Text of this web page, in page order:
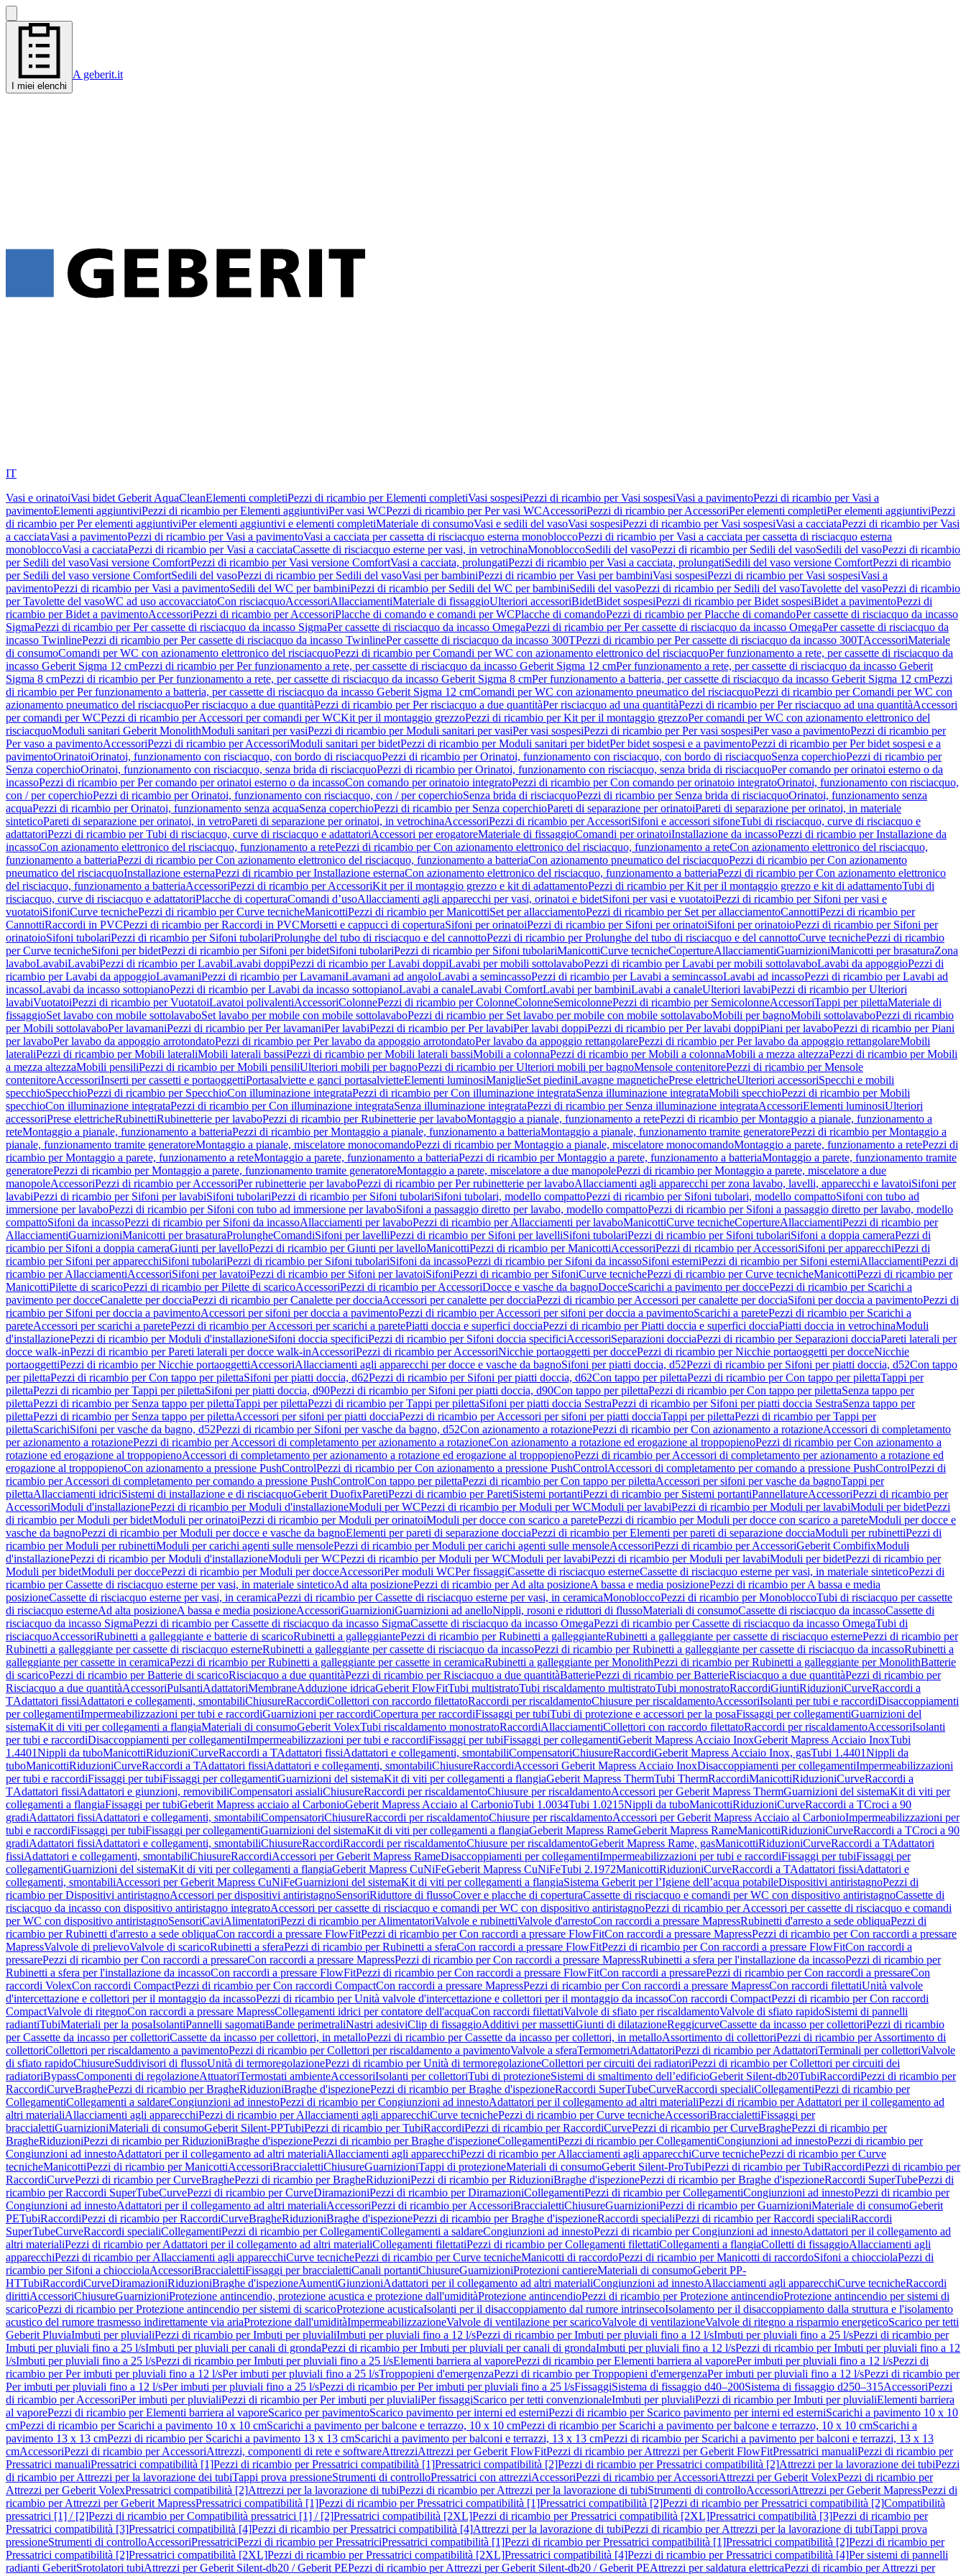
I miei elenchi
A geberit.it
IT
Vasi e orinatoiVasi bidet Geberit AquaCleanElementi completiPezzi di ricambio per Elementi completiVasi sospesiPezzi di ricambio per Vasi sospesiVasi a pavimentoPezzi di ricambio per Vasi a
pavimentoElementi aggiuntiviPezzi di ricambio per Elementi aggiuntiviPer vasi WCPezzi di ricambio per Per vasi WCAccessoriPezzi di ricambio per AccessoriPer elementi completiPer elementi aggiuntiviPezzi
di ricambio per Per elementi aggiuntiviPer elementi aggiuntivi e elementi completiMateriale di consumoVasi e sedili del vasoVasi sospesiPezzi di ricambio per Vasi sospesiVasi a cacciataPezzi di ricambio per Vasi
a cacciataVasi a pavimentoPezzi di ricambio per Vasi a pavimentoVasi a cacciata per cassetta di risciacquo esterna monobloccoPezzi di ricambio per Vasi a cacciata per cassetta di risciacquo esterna
monobloccoVasi a cacciataPezzi di ricambio per Vasi a cacciataCassette di risciacquo esterne per vasi, in vetrochinaMonobloccoSedili del vasoPezzi di ricambio per Sedili del vasoSedili del vasoPezzi di ricambio
per Sedili del vasoVasi versione ComfortPezzi di ricambio per Vasi versione ComfortVasi a cacciata, prolungatiPezzi di ricambio per Vasi a cacciata, prolungatiSedili del vaso versione ComfortPezzi di ricambio
per Sedili del vaso versione ComfortSedili del vasoPezzi di ricambio per Sedili del vasoVasi per bambiniPezzi di ricambio per Vasi per bambiniVasi sospesiPezzi di ricambio per Vasi sospesiVasi a
pavimentoPezzi di ricambio per Vasi a pavimentoSedili del WC per bambiniPezzi di ricambio per Sedili del WC per bambiniSedili del vasoPezzi di ricambio per Sedili del vasoTavolette del vasoPezzi di ricambio
per Tavolette del vasoWC ad uso accovacciatoCon risciacquoAccessoriAllacciamentiMateriale di fissaggioUlteriori accessoriBidetBidet sospesiPezzi di ricambio per Bidet sospesiBidet a pavimentoPezzi di
ricambio per Bidet a pavimentoAccessoriPezzi di ricambio per AccessoriPlacche di comando e comandi per WCPlacche di comandoPezzi di ricambio per Placche di comandoPer cassette di risciacquo da incasso
SigmaPezzi di ricambio per Per cassette di risciacquo da incasso SigmaPer cassette di risciacquo da incasso OmegaPezzi di ricambio per Per cassette di risciacquo da incasso OmegaPer cassette di risciacquo da
incasso TwinlinePezzi di ricambio per Per cassette di risciacquo da incasso TwinlinePer cassette di risciacquo da incasso 300TPezzi di ricambio per Per cassette di risciacquo da incasso 300TAccessoriMateriale
di consumoComandi per WC con azionamento elettronico del risciacquoPezzi di ricambio per Comandi per WC con azionamento elettronico del risciacquoPer funzionamento a rete, per cassette di risciacquo da
incasso Geberit Sigma 12 cmPezzi di ricambio per Per funzionamento a rete, per cassette di risciacquo da incasso Geberit Sigma 12 cmPer funzionamento a rete, per cassette di risciacquo da incasso Geberit
Sigma 8 cmPezzi di ricambio per Per funzionamento a rete, per cassette di risciacquo da incasso Geberit Sigma 8 cmPer funzionamento a batteria, per cassette di risciacquo da incasso Geberit Sigma 12 cmPezzi
di ricambio per Per funzionamento a batteria, per cassette di risciacquo da incasso Geberit Sigma 12 cmComandi per WC con azionamento pneumatico del risciacquoPezzi di ricambio per Comandi per WC con
azionamento pneumatico del risciacquoPer risciacquo a due quantitàPezzi di ricambio per Per risciacquo a due quantitàPer risciacquo ad una quantitàPezzi di ricambio per Per risciacquo ad una quantitàAccessori
per comandi per WCPezzi di ricambio per Accessori per comandi per WCKit per il montaggio grezzoPezzi di ricambio per Kit per il montaggio grezzoPer comandi per WC con azionamento elettronico del
risciacquoModuli sanitari Geberit MonolithModuli sanitari per vasiPezzi di ricambio per Moduli sanitari per vasiPer vasi sospesiPezzi di ricambio per Per vasi sospesiPer vaso a pavimentoPezzi di ricambio per
Per vaso a pavimentoAccessoriPezzi di ricambio per AccessoriModuli sanitari per bidetPezzi di ricambio per Moduli sanitari per bidetPer bidet sospesi e a pavimentoPezzi di ricambio per Per bidet sospesi e a
pavimentoOrinatoiOrinatoi, funzionamento con risciacquo, con bordo di risciacquoPezzi di ricambio per Orinatoi, funzionamento con risciacquo, con bordo di risciacquoSenza coperchioPezzi di ricambio per
Senza coperchioOrinatoi, funzionamento con risciacquo, senza brida di risciacquoPezzi di ricambio per Orinatoi, funzionamento con risciacquo, senza brida di risciacquoPer comando per orinatoi esterno o da
incassoPezzi di ricambio per Per comando per orinatoi esterno o da incassoCon comando per orinatoio integratoPezzi di ricambio per Con comando per orinatoio integratoOrinatoi, funzionamento con risciacquo,
con / per coperchioPezzi di ricambio per Orinatoi, funzionamento con risciacquo, con / per coperchioSenza brida di risciacquoPezzi di ricambio per Senza brida di risciacquoOrinatoi, funzionamento senza
acquaPezzi di ricambio per Orinatoi, funzionamento senza acquaSenza coperchioPezzi di ricambio per Senza coperchioPareti di separazione per orinatoiPareti di separazione per orinatoi, in materiale
sinteticoPareti di separazione per orinatoi, in vetroPareti di separazione per orinatoi, in vetrochinaAccessoriPezzi di ricambio per AccessoriSifoni e accessori sifoneTubi di risciacquo, curve di risciacquo e
adattatoriPezzi di ricambio per Tubi di risciacquo, curve di risciacquo e adattatoriAccessori per erogatoreMateriale di fissaggioComandi per orinatoiInstallazione da incassoPezzi di ricambio per Installazione da
incassoCon azionamento elettronico del risciacquo, funzionamento a retePezzi di ricambio per Con azionamento elettronico del risciacquo, funzionamento a reteCon azionamento elettronico del risciacquo,
funzionamento a batteriaPezzi di ricambio per Con azionamento elettronico del risciacquo, funzionamento a batteriaCon azionamento pneumatico del risciacquoPezzi di ricambio per Con azionamento
pneumatico del risciacquoInstallazione esternaPezzi di ricambio per Installazione esternaCon azionamento elettronico del risciacquo, funzionamento a batteriaPezzi di ricambio per Con azionamento elettronico
del risciacquo, funzionamento a batteriaAccessoriPezzi di ricambio per AccessoriKit per il montaggio grezzo e kit di adattamentoPezzi di ricambio per Kit per il montaggio grezzo e kit di adattamentoTubi di
risciacquo, curve di risciacquo e adattatoriPlacche di coperturaComandi d’usoAllacciamenti agli apparecchi per vasi, orinatoi e bidetSifoni per vasi e vuotatoiPezzi di ricambio per Sifoni per vasi e
vuotatoiSifoniCurve tecnichePezzi di ricambio per Curve tecnicheManicottiPezzi di ricambio per ManicottiSet per allacciamentoPezzi di ricambio per Set per allacciamentoCannottiPezzi di ricambio per
CannottiRaccordi in PVCPezzi di ricambio per Raccordi in PVCMorsetti e cappucci di coperturaSifoni per orinatoiPezzi di ricambio per Sifoni per orinatoiSifoni per orinatoioPezzi di ricambio per Sifoni per
orinatoioSifoni tubolariPezzi di ricambio per Sifoni tubolariProlunghe del tubo di risciacquo e del cannottoPezzi di ricambio per Prolunghe del tubo di risciacquo e del cannottoCurve tecnichePezzi di ricambio
per Curve tecnicheSifoni per bidetPezzi di ricambio per Sifoni per bidetSifoni tubolariPezzi di ricambio per Sifoni tubolariManicottiCurve tecnicheCopertureAllacciamentiGuarnizioniManicotti per brasaturaZona
lavaboLavabiLavabiPezzi di ricambio per LavabiLavabi doppiPezzi di ricambio per Lavabi doppiLavabi per mobili sottolavaboPezzi di ricambio per Lavabi per mobili sottolavaboLavabi da appoggioPezzi di
ricambio per Lavabi da appoggioLavamaniPezzi di ricambio per LavamaniLavamani ad angoloLavabi a semincassoPezzi di ricambio per Lavabi a semincassoLavabi ad incassoPezzi di ricambio per Lavabi ad
incassoLavabi da incasso sottopianoPezzi di ricambio per Lavabi da incasso sottopianoLavabi a canaleLavabi ComfortLavabi per bambiniLavabi a canaleUlteriori lavabiPezzi di ricambio per Ulteriori
lavabiVuotatoiPezzi di ricambio per VuotatoiLavatoi polivalentiAccessoriColonnePezzi di ricambio per ColonneColonneSemicolonnePezzi di ricambio per SemicolonneAccessoriTappi per pilettaMateriale di
fissaggioSet lavabo con mobile sottolavaboSet lavabo per mobile con mobile sottolavaboPezzi di ricambio per Set lavabo per mobile con mobile sottolavaboMobili per bagnoMobili sottolavaboPezzi di ricambio
per Mobili sottolavaboPer lavamaniPezzi di ricambio per Per lavamaniPer lavabiPezzi di ricambio per Per lavabiPer lavabi doppiPezzi di ricambio per Per lavabi doppiPiani per lavaboPezzi di ricambio per Piani
per lavaboPer lavabo da appoggio arrotondatoPezzi di ricambio per Per lavabo da appoggio arrotondatoPer lavabo da appoggio rettangolarePezzi di ricambio per Per lavabo da appoggio rettangolareMobili
lateraliPezzi di ricambio per Mobili lateraliMobili laterali bassiPezzi di ricambio per Mobili laterali bassiMobili a colonnaPezzi di ricambio per Mobili a colonnaMobili a mezza altezzaPezzi di ricambio per Mobili
a mezza altezzaMobili pensiliPezzi di ricambio per Mobili pensiliUlteriori mobili per bagnoPezzi di ricambio per Ulteriori mobili per bagnoMensole contenitorePezzi di ricambio per Mensole
contenitoreAccessoriInserti per cassetti e portaoggettiPortasalviette e ganci portasalvietteElementi luminosiManiglieSet piediniLavagne magnetichePrese elettricheUlteriori accessoriSpecchi e mobili
specchioSpecchioPezzi di ricambio per SpecchioCon illuminazione integrataPezzi di ricambio per Con illuminazione integrataSenza illuminazione integrataMobili specchioPezzi di ricambio per Mobili
specchioCon illuminazione integrataPezzi di ricambio per Con illuminazione integrataSenza illuminazione integrataPezzi di ricambio per Senza illuminazione integrataAccessoriElementi luminosiUlteriori
accessoriPrese elettricheRubinettiRubinetterie per lavaboPezzi di ricambio per Rubinetterie per lavaboMontaggio a pianale, funzionamento a retePezzi di ricambio per Montaggio a pianale, funzionamento a
reteMontaggio a pianale, funzionamento a batteriaPezzi di ricambio per Montaggio a pianale, funzionamento a batteriaMontaggio a pianale, funzionamento tramite generatorePezzi di ricambio per Montaggio a
pianale, funzionamento tramite generatoreMontaggio a pianale, miscelatore monocomandoPezzi di ricambio per Montaggio a pianale, miscelatore monocomandoMontaggio a parete, funzionamento a retePezzi di
ricambio per Montaggio a parete, funzionamento a reteMontaggio a parete, funzionamento a batteriaPezzi di ricambio per Montaggio a parete, funzionamento a batteriaMontaggio a parete, funzionamento tramite
generatorePezzi di ricambio per Montaggio a parete, funzionamento tramite generatoreMontaggio a parete, miscelatore a due manopolePezzi di ricambio per Montaggio a parete, miscelatore a due
manopoleAccessoriPezzi di ricambio per AccessoriPer rubinetterie per lavaboPezzi di ricambio per Per rubinetterie per lavaboAllacciamenti agli apparecchi per zona lavabo, lavelli, apparecchi e lavatoiSifoni per
lavabiPezzi di ricambio per Sifoni per lavabiSifoni tubolariPezzi di ricambio per Sifoni tubolariSifoni tubolari, modello compattoPezzi di ricambio per Sifoni tubolari, modello compattoSifoni con tubo ad
immersione per lavaboPezzi di ricambio per Sifoni con tubo ad immersione per lavaboSifoni a passaggio diretto per lavabo, modello compattoPezzi di ricambio per Sifoni a passaggio diretto per lavabo, modello
compattoSifoni da incassoPezzi di ricambio per Sifoni da incassoAllacciamenti per lavaboPezzi di ricambio per Allacciamenti per lavaboManicottiCurve tecnicheCopertureAllacciamentiPezzi di ricambio per
AllacciamentiGuarnizioniManicotti per brasaturaProlungheComandiSifoni per lavelliPezzi di ricambio per Sifoni per lavelliSifoni tubolariPezzi di ricambio per Sifoni tubolariSifoni a doppia cameraPezzi di
ricambio per Sifoni a doppia cameraGiunti per lavelloPezzi di ricambio per Giunti per lavelloManicottiPezzi di ricambio per ManicottiAccessoriPezzi di ricambio per AccessoriSifoni per apparecchiPezzi di
ricambio per Sifoni per apparecchiSifoni tubolariPezzi di ricambio per Sifoni tubolariSifoni da incassoPezzi di ricambio per Sifoni da incassoSifoni esterniPezzi di ricambio per Sifoni esterniAllacciamentiPezzi di
ricambio per AllacciamentiAccessoriSifoni per lavatoiPezzi di ricambio per Sifoni per lavatoiSifoniPezzi di ricambio per SifoniCurve tecnichePezzi di ricambio per Curve tecnicheManicottiPezzi di ricambio per
ManicottiPilette di scaricoPezzi di ricambio per Pilette di scaricoAccessoriPezzi di ricambio per AccessoriDocce e vasche da bagnoDocceScarichi a pavimento per doccePezzi di ricambio per Scarichi a
pavimento per docceCanalette per docciaPezzi di ricambio per Canalette per docciaAccessori per canalette per docciaPezzi di ricambio per Accessori per canalette per docciaSifoni per doccia a pavimentoPezzi di
ricambio per Sifoni per doccia a pavimentoAccessori per sifoni per doccia a pavimentoPezzi di ricambio per Accessori per sifoni per doccia a pavimentoScarichi a paretePezzi di ricambio per Scarichi a
pareteAccessori per scarichi a paretePezzi di ricambio per Accessori per scarichi a paretePiatti doccia e superfici docciaPezzi di ricambio per Piatti doccia e superfici docciaPiatti doccia in vetrochinaModuli
d'installazionePezzi di ricambio per Moduli d'installazioneSifoni doccia specificiPezzi di ricambio per Sifoni doccia specificiAccessoriSeparazioni docciaPezzi di ricambio per Separazioni docciaPareti laterali per
docce walk-inPezzi di ricambio per Pareti laterali per docce walk-inAccessoriPezzi di ricambio per AccessoriNicchie portaoggetti per doccePezzi di ricambio per Nicchie portaoggetti per docceNicchie
portaoggettiPezzi di ricambio per Nicchie portaoggettiAccessoriAllacciamenti agli apparecchi per docce e vasche da bagnoSifoni per piatti doccia, d52Pezzi di ricambio per Sifoni per piatti doccia, d52Con tappo
per pilettaPezzi di ricambio per Con tappo per pilettaSifoni per piatti doccia, d62Pezzi di ricambio per Sifoni per piatti doccia, d62Con tappo per pilettaPezzi di ricambio per Con tappo per pilettaTappi per
pilettaPezzi di ricambio per Tappi per pilettaSifoni per piatti doccia, d90Pezzi di ricambio per Sifoni per piatti doccia, d90Con tappo per pilettaPezzi di ricambio per Con tappo per pilettaSenza tappo per
pilettaPezzi di ricambio per Senza tappo per pilettaTappi per pilettaPezzi di ricambio per Tappi per pilettaSifoni per piatti doccia SestraPezzi di ricambio per Sifoni per piatti doccia SestraSenza tappo per
pilettaPezzi di ricambio per Senza tappo per pilettaAccessori per sifoni per piatti docciaPezzi di ricambio per Accessori per sifoni per piatti docciaTappi per pilettaPezzi di ricambio per Tappi per
pilettaScarichiSifoni per vasche da bagno, d52Pezzi di ricambio per Sifoni per vasche da bagno, d52Con azionamento a rotazionePezzi di ricambio per Con azionamento a rotazioneAccessori di completamento
per azionamento a rotazionePezzi di ricambio per Accessori di completamento per azionamento a rotazioneCon azionamento a rotazione ed erogazione al troppopienoPezzi di ricambio per Con azionamento a
rotazione ed erogazione al troppopienoAccessori di completamento per azionamento a rotazione ed erogazione al troppopienoPezzi di ricambio per Accessori di completamento per azionamento a rotazione ed
erogazione al troppopienoCon azionamento a pressione PushControlPezzi di ricambio per Con azionamento a pressione PushControlAccessori di completamento per comando a pressione PushControlPezzi di
ricambio per Accessori di completamento per comando a pressione PushControlCon tappo per pilettaPezzi di ricambio per Con tappo per pilettaAccessori per sifoni per vasche da bagnoTappi per
pilettaAllacciamenti idriciSistemi di installazione e di risciacquoGeberit DuofixParetiPezzi di ricambio per ParetiSistemi portantiPezzi di ricambio per Sistemi portantiPannellatureAccessoriPezzi di ricambio per
AccessoriModuli d'installazionePezzi di ricambio per Moduli d'installazioneModuli per WCPezzi di ricambio per Moduli per WCModuli per lavabiPezzi di ricambio per Moduli per lavabiModuli per bidetPezzi
di ricambio per Moduli per bidetModuli per orinatoiPezzi di ricambio per Moduli per orinatoiModuli per docce con scarico a paretePezzi di ricambio per Moduli per docce con scarico a pareteModuli per docce e
vasche da bagnoPezzi di ricambio per Moduli per docce e vasche da bagnoElementi per pareti di separazione docciaPezzi di ricambio per Elementi per pareti di separazione docciaModuli per rubinettiPezzi di
ricambio per Moduli per rubinettiModuli per carichi agenti sulle mensolePezzi di ricambio per Moduli per carichi agenti sulle mensoleAccessoriPezzi di ricambio per AccessoriGeberit CombifixModuli
d'installazionePezzi di ricambio per Moduli d'installazioneModuli per WCPezzi di ricambio per Moduli per WCModuli per lavabiPezzi di ricambio per Moduli per lavabiModuli per bidetPezzi di ricambio per
Moduli per bidetModuli per doccePezzi di ricambio per Moduli per docceAccessoriPer moduli WCPer fissaggiCassette di risciacquo esterneCassette di risciacquo esterne per vasi, in materiale sinteticoPezzi di
ricambio per Cassette di risciacquo esterne per vasi, in materiale sinteticoAd alta posizionePezzi di ricambio per Ad alta posizioneA bassa e media posizionePezzi di ricambio per A bassa e media
posizioneCassette di risciacquo esterne per vasi, in ceramicaPezzi di ricambio per Cassette di risciacquo esterne per vasi, in ceramicaMonobloccoPezzi di ricambio per MonobloccoTubi di risciacquo per cassette
di risciacquo esterneAd alta posizioneA bassa e media posizioneAccessoriGuarnizioniGuarnizioni ad anelloNippli, rosoni e riduttori di flussoMateriali di consumoCassette di risciacquo da incassoCassette di
risciacquo da incasso SigmaPezzi di ricambio per Cassette di risciacquo da incasso SigmaCassette di risciacquo da incasso OmegaPezzi di ricambio per Cassette di risciacquo da incasso OmegaTubi di
risciacquoAccessoriRubinetti a galleggiante e batterie di scaricoRubinetti a galleggiantePezzi di ricambio per Rubinetti a galleggianteRubinetti a galleggiante per cassette di risciacquo esternePezzi di ricambio per
Rubinetti a galleggiante per cassette di risciacquo esterneRubinetti a galleggiante per cassette di risciacquo da incassoPezzi di ricambio per Rubinetti a galleggiante per cassette di risciacquo da incassoRubinetti a
galleggiante per cassette in ceramicaPezzi di ricambio per Rubinetti a galleggiante per cassette in ceramicaRubinetti a galleggiante per MonolithPezzi di ricambio per Rubinetti a galleggiante per MonolithBatterie
di scaricoPezzi di ricambio per Batterie di scaricoRisciacquo a due quantitàPezzi di ricambio per Risciacquo a due quantitàBatteriePezzi di ricambio per BatterieRisciacquo a due quantitàPezzi di ricambio per
Risciacquo a due quantitàAccessoriPulsantiAdattatoriMembraneAdduzione idricaGeberit FlowFitTubi multistratoTubi riscaldamento multistratoTubi monostratoRaccordiGiuntiRiduzioniCurveRaccordi a
TAdattatori fissiAdattatori e collegamenti, smontabiliChiusureRaccordiCollettori con raccordo filettatoRaccordi per riscaldamentoChiusure per riscaldamentoAccessoriIsolanti per tubi e raccordiDisaccoppiamenti
per collegamentiImpermeabilizzazioni per tubi e raccordiGuarnizioni per raccordiCopertura per raccordiFissaggi per tubiTubi di protezione e accessori per la posaFissaggi per collegamentiGuarnizioni del
sistemaKit di viti per collegamenti a flangiaMateriali di consumoGeberit VolexTubi riscaldamento monostratoRaccordiAllacciamentiCollettori con raccordo filettatoRaccordi per riscaldamentoAccessoriIsolanti
per tubi e raccordiDisaccoppiamenti per collegamentiImpermeabilizzazioni per tubi e raccordiFissaggi per tubiFissaggi per collegamentiGeberit Mapress Acciaio InoxGeberit Mapress Acciaio InoxTubi
1.4401Nippli da tuboManicottiRiduzioniCurveRaccordi a TAdattatori fissiAdattatori e collegamenti, smontabiliCompensatoriChiusureRaccordiGeberit Mapress Acciaio Inox, gasTubi 1.4401Nippli da
tuboManicottiRiduzioniCurveRaccordi a TAdattatori fissiAdattatori e collegamenti, smontabiliChiusureRaccordiAccessori Geberit Mapress Acciaio InoxDisaccoppiamenti per collegamentiImpermeabilizzazioni
per tubi e raccordiFissaggi per tubiFissaggi per collegamentiGuarnizioni del sistemaKit di viti per collegamenti a flangiaGeberit Mapress ThermTubi ThermRaccordiManicottiRiduzioniCurveRaccordi a
TAdattatori fissiAdattatori e giunzioni, removibiliCompensatori assialiChiusureRaccordi per riscaldamentoChiusure per riscaldamentoAccessori per Geberit Mapress ThermGuarnizioni del sistemaKit di viti per
collegamenti a flangiaFissaggi per tubiGeberit Mapress acciaio al CarbonioGeberit Mapress Acciaio al CarbonioTubi 1.0034Tubi 1.0215Nippli da tuboManicottiRiduzioniCurveRaccordi a TCroci a 90
gradiAdattatori fissiAdattatori e collegamenti, smontabiliCompensatoriChiusureRaccordi per riscaldamentoChiusure per riscaldamentoAccessori per Geberit Mapress Acciaio al CarbonioImpermeabilizzazioni per
tubi e raccordiFissaggi per tubiFissaggi per collegamentiGuarnizioni del sistemaKit di viti per collegamenti a flangiaGeberit Mapress RameGeberit Mapress RameManicottiRiduzioniCurveRaccordi a TCroci a 90
gradiAdattatori fissiAdattatori e collegamenti, smontabiliChiusureRaccordiRaccordi per riscaldamentoChiusure per riscaldamentoGeberit Mapress Rame, gasManicottiRiduzioniCurveRaccordi a TAdattatori
fissiAdattatori e collegamenti, smontabiliChiusureRaccordiAccessori per Geberit Mapress RameDisaccoppiamenti per collegamentiImpermeabilizzazioni per tubi e raccordiFissaggi per tubiFissaggi per
collegamentiGuarnizioni del sistemaKit di viti per collegamenti a flangiaGeberit Mapress CuNiFeGeberit Mapress CuNiFeTubi 2.1972ManicottiRiduzioniCurveRaccordi a TAdattatori fissiAdattatori e
collegamenti, smontabiliAccessori per Geberit Mapress CuNiFeGuarnizioni del sistemaKit di viti per collegamenti a flangiaSistema Geberit per l’Igiene dell’acqua potabileDispositivi antiristagnoPezzi di
ricambio per Dispositivi antiristagnoAccessori per dispositivi antiristagnoSensoriRiduttore di flussoCover e placche di coperturaCassette di risciacquo e comandi per WC con dispositivo antiristagnoCassette di
risciacquo da incasso con dispositivo antiristagno integratoAccessori per cassette di risciacquo e comandi per WC con dispositivo antiristagnoPezzi di ricambio per Accessori per cassette di risciacquo e comandi
per WC con dispositivo antiristagnoSensoriCaviAlimentatoriPezzi di ricambio per AlimentatoriValvole e rubinettiValvole d'arrestoCon raccordi a pressare MapressRubinetti d'arresto a sede obliquaPezzi di
ricambio per Rubinetti d'arresto a sede obliquaCon raccordi a pressare FlowFitPezzi di ricambio per Con raccordi a pressare FlowFitCon raccordi a pressare MapressPezzi di ricambio per Con raccordi a pressare
MapressValvole di prelievoValvole di scaricoRubinetti a sferaPezzi di ricambio per Rubinetti a sferaCon raccordi a pressare FlowFitPezzi di ricambio per Con raccordi a pressare FlowFitCon raccordi a
pressarePezzi di ricambio per Con raccordi a pressareCon raccordi a pressare MapressPezzi di ricambio per Con raccordi a pressare MapressRubinetti a sfera per l'installazione da incassoPezzi di ricambio per
Rubinetti a sfera per l'installazione da incassoCon raccordi a pressare FlowFitPezzi di ricambio per Con raccordi a pressare FlowFitCon raccordi a pressarePezzi di ricambio per Con raccordi a pressareCon
raccordi VolexCon raccordi CompactPezzi di ricambio per Con raccordi CompactCon raccordi a pressare MapressPezzi di ricambio per Con raccordi a pressare MapressCon raccordi filettatiUnità valvole
d'intercettazione e collettori per il montaggio da incassoPezzi di ricambio per Unità valvole d'intercettazione e collettori per il montaggio da incassoCon raccordi CompactPezzi di ricambio per Con raccordi
CompactValvole di ritegnoCon raccordi a pressare MapressCollegamenti idrici per contatore dell'acquaCon raccordi filettatiValvole di sfiato per riscaldamentoValvole di sfiato rapidoSistemi di pannelli
radiantiTubiMateriali per la posaIsolantiPannelli sagomatiBande perimetraliNastri adesiviClip di fissaggioAdditivi per massettiGiunti di dilatazioneReggicurveCassette da incasso per collettoriPezzi di ricambio
per Cassette da incasso per collettoriCassette da incasso per collettori, in metalloPezzi di ricambio per Cassette da incasso per collettori, in metalloAssortimento di collettoriPezzi di ricambio per Assortimento di
collettoriCollettori per riscaldamento a pavimentoPezzi di ricambio per Collettori per riscaldamento a pavimentoValvole a sferaTermometriAdattatoriPezzi di ricambio per AdattatoriTerminali per collettoriValvole
di sfiato rapidoChiusureSuddivisori di flussoUnità di termoregolazionePezzi di ricambio per Unità di termoregolazioneCollettori per circuiti dei radiatoriPezzi di ricambio per Collettori per circuiti dei
radiatoriBypassComponenti di regolazioneAttuatoriTermostati ambienteAccessoriIsolanti per collettoriTubi di protezioneSistemi di smaltimento dell’edificioGeberit Silent-db20TubiRaccordiPezzi di ricambio per
RaccordiCurveBraghePezzi di ricambio per BragheRiduzioniBraghe d'ispezionePezzi di ricambio per Braghe d'ispezioneRaccordi SuperTubeCurveRaccordi specialiCollegamentiPezzi di ricambio per
CollegamentiCollegamenti a saldareCongiunzioni ad innestoPezzi di ricambio per Congiunzioni ad innestoAdattatori per il collegamento ad altri materialiPezzi di ricambio per Adattatori per il collegamento ad
altri materialiAllacciamenti agli apparecchiPezzi di ricambio per Allacciamenti agli apparecchiCurve tecnichePezzi di ricambio per Curve tecnicheAccessoriBraccialettiFissaggi per
braccialettiGuarnizioniMateriali di consumoGeberit Silent-PPTubiPezzi di ricambio per TubiRaccordiPezzi di ricambio per RaccordiCurvePezzi di ricambio per CurveBraghePezzi di ricambio per
BragheRiduzioniPezzi di ricambio per RiduzioniBraghe d'ispezionePezzi di ricambio per Braghe d'ispezioneCollegamentiPezzi di ricambio per CollegamentiCongiunzioni ad innestoPezzi di ricambio per
Congiunzioni ad innestoAdattatori per il collegamento ad altri materialiAllacciamenti agli apparecchiPezzi di ricambio per Allacciamenti agli apparecchiCurve tecnichePezzi di ricambio per Curve
tecnicheManicottiPezzi di ricambio per ManicottiAccessoriBraccialettiChiusureGuarnizioniTappi di protezioneMateriali di consumoGeberit Silent-ProTubiPezzi di ricambio per TubiRaccordiPezzi di ricambio per
RaccordiCurvePezzi di ricambio per CurveBraghePezzi di ricambio per BragheRiduzioniPezzi di ricambio per RiduzioniBraghe d'ispezionePezzi di ricambio per Braghe d'ispezioneRaccordi SuperTubePezzi di
ricambio per Raccordi SuperTubeCurvePezzi di ricambio per CurveDiramazioniPezzi di ricambio per DiramazioniCollegamentiPezzi di ricambio per CollegamentiCongiunzioni ad innestoPezzi di ricambio per
Congiunzioni ad innestoAdattatori per il collegamento ad altri materialiAccessoriPezzi di ricambio per AccessoriBraccialettiChiusureGuarnizioniPezzi di ricambio per GuarnizioniMateriale di consumoGeberit
PETubiRaccordiPezzi di ricambio per RaccordiCurveBragheRiduzioniBraghe d'ispezionePezzi di ricambio per Braghe d'ispezioneRaccordi specialiPezzi di ricambio per Raccordi specialiRaccordi
SuperTubeCurveRaccordi specialiCollegamentiPezzi di ricambio per CollegamentiCollegamenti a saldareCongiunzioni ad innestoPezzi di ricambio per Congiunzioni ad innestoAdattatori per il collegamento ad
altri materialiPezzi di ricambio per Adattatori per il collegamento ad altri materialiCollegamenti filettatiPezzi di ricambio per Collegamenti filettatiCollegamenti a flangiaColletti di fissaggioAllacciamenti agli
apparecchiPezzi di ricambio per Allacciamenti agli apparecchiCurve tecnichePezzi di ricambio per Curve tecnicheManicotti di raccordoPezzi di ricambio per Manicotti di raccordoSifoni a chiocciolaPezzi di
ricambio per Sifoni a chiocciolaAccessoriBraccialettiFissaggi per braccialettiCanali portantiChiusureGuarnizioniProtezioni cantiereMateriali di consumoGeberit PP-
HTTubiRaccordiCurveDiramazioniRiduzioniBraghe d'ispezioneAumentiGiunzioniAdattatori per il collegamento ad altri materialiCongiunzioni ad innestoAllacciamenti agli apparecchiCurve tecnicheRaccordi
dirittiAccessoriChiusureGuarnizioniProtezione antincendio, protezione acustica e protezione dall'umiditàProtezione antincendioPezzi di ricambio per Protezione antincendioProtezione antincendio per sistemi di
scaricoPezzi di ricambio per Protezione antincendio per sistemi di scaricoProtezione acusticaIsolanti per il disaccoppiamento dal rumore intrinsecoIsolamento per il disaccoppiamento dalla struttura e l'isolamento
acustico del rumore trasmesso indirettamente via ariaProtezione dall'umiditàImpermeabilizzazioneValvole di ventilazione per scaricoValvole di ventilazioneValvole di ritegno a risparmio energeticoScarico per tetti
Geberit PluviaImbuti per pluvialiPezzi di ricambio per Imbuti per pluvialiImbuti per pluviali fino a 12 l/sPezzi di ricambio per Imbuti per pluviali fino a 12 l/sImbuti per pluviali fino a 25 l/sPezzi di ricambio per
Imbuti per pluviali fino a 25 l/sImbuti per pluviali per canali di grondaPezzi di ricambio per Imbuti per pluviali per canali di grondaImbuti per pluviali fino a 12 l/sPezzi di ricambio per Imbuti per pluviali fino a 12
l/sImbuti per pluviali fino a 25 l/sPezzi di ricambio per Imbuti per pluviali fino a 25 l/sElementi barriera al vaporePezzi di ricambio per Elementi barriera al vaporePer imbuti per pluviali fino a 12 l/sPezzi di
ricambio per Per imbuti per pluviali fino a 12 l/sPer imbuti per pluviali fino a 25 l/sTroppopieni d'emergenzaPezzi di ricambio per Troppopieni d'emergenzaPer imbuti per pluviali fino a 12 l/sPezzi di ricambio per
Per imbuti per pluviali fino a 12 l/sPer imbuti per pluviali fino a 25 l/sPezzi di ricambio per Per imbuti per pluviali fino a 25 l/sFissaggiSistema di fissaggio d40–200Sistema di fissaggio d250–315AccessoriPezzi
di ricambio per AccessoriPer imbuti per pluvialiPezzi di ricambio per Per imbuti per pluvialiPer fissaggiScarico per tetti convenzionaleImbuti per pluvialiPezzi di ricambio per Imbuti per pluvialiElementi barriera
al vaporePezzi di ricambio per Elementi barriera al vaporeScarico per pavimentoScarico pavimento per interni ed esterniPezzi di ricambio per Scarico pavimento per interni ed esterniScarichi a pavimento 10 x 10
cmPezzi di ricambio per Scarichi a pavimento 10 x 10 cmScarichi a pavimento per balcone e terrazzo, 10 x 10 cmPezzi di ricambio per Scarichi a pavimento per balcone e terrazzo, 10 x 10 cmScarichi a
pavimento 13 x 13 cmPezzi di ricambio per Scarichi a pavimento 13 x 13 cmScarichi a pavimento per balconi e terrazzi, 13 x 13 cmPezzi di ricambio per Scarichi a pavimento per balconi e terrazzi, 13 x 13
cmAccessoriPezzi di ricambio per AccessoriAttrezzi, componenti di rete e softwareAttrezziAttrezzi per Geberit FlowFitPezzi di ricambio per Attrezzi per Geberit FlowFitPressatrici manualiPezzi di ricambio per
Pressatrici manualiPressatrici compatibilità [1]Pezzi di ricambio per Pressatrici compatibilità [1]Pressatrici compatibilità [2]Pezzi di ricambio per Pressatrici compatibilità [2]Attrezzi per la lavorazione dei tubiPezzi
di ricambio per Attrezzi per la lavorazione dei tubiTappi prova pressioneStrumenti di controlloPressatrici con attrezziAccessoriPezzi di ricambio per AccessoriAttrezzi per Geberit VolexPezzi di ricambio per
Attrezzi per Geberit VolexPressatrici compatibilità [2]Attrezzi per la lavorazione di tubiPezzi di ricambio per Attrezzi per la lavorazione di tubiStrumenti di controlloAccessoriAttrezzi per Geberit MapressPezzi di
ricambio per Attrezzi per Geberit MapressPressatrici compatibilità [1]Pezzi di ricambio per Pressatrici compatibilità [1]Pressatrici compatibilità [2]Pezzi di ricambio per Pressatrici compatibilità [2]Compatibilità
pressatrici [1] / [2]Pezzi di ricambio per Compatibilità pressatrici [1] / [2]Pressatrici compatibilità [2XL]Pezzi di ricambio per Pressatrici compatibilità [2XL]Pressatrici compatibilità [3]Pezzi di ricambio per
Pressatrici compatibilità [3]Pressatrici compatibilità [4]Pezzi di ricambio per Pressatrici compatibilità [4]Attrezzi per la lavorazione di tubiPezzi di ricambio per Attrezzi per la lavorazione di tubiTappi prova
pressioneStrumenti di controlloAccessoriPressatriciPezzi di ricambio per PressatriciPressatrici compatibilità [1]Pezzi di ricambio per Pressatrici compatibilità [1]Pressatrici compatibilità [2]Pezzi di ricambio per
Pressatrici compatibilità [2]Pressatrici compatibilità [2XL]Pezzi di ricambio per Pressatrici compatibilità [2XL]Pressatrici compatibilità [4]Pezzi di ricambio per Pressatrici compatibilità [4]Per sistemi di pannelli
radianti GeberitSrotolatori tubiAttrezzi per Geberit Silent-db20 / Geberit PEPezzi di ricambio per Attrezzi per Geberit Silent-db20 / Geberit PEAttrezzi per saldatura elettricaPezzi di ricambio per Attrezzi per